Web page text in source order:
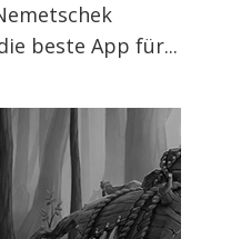
beste App für...